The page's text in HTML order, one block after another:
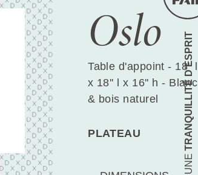
TRANQUILLITÉ D’ESPRIT
Oslo
Table d'appoint - 18'' l
x 18'' l x 16'' h - Blanc
& bois naturel
PLATEAU